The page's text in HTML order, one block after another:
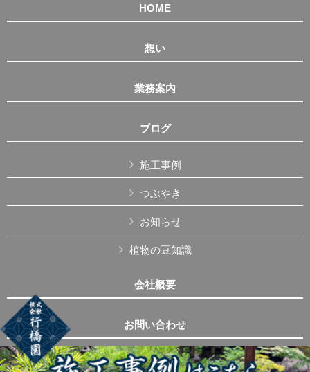
HOME
想い
業務案内
ブログ
施工事例
つぶやき
お知らせ
植物の豆知識
会社概要
お問い合わせ